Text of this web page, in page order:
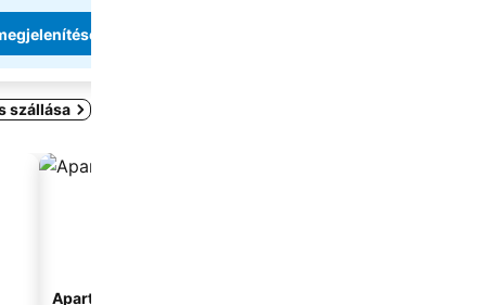
szállása
Apartmanhotel